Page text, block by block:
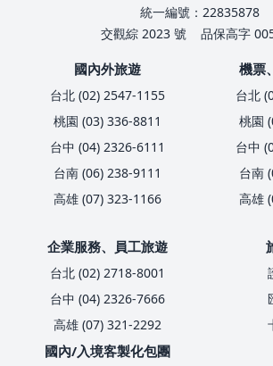
統一編號：22835878
交觀綜 2023 號
品保高字
國內外旅遊
台北 (02) 2547-1155
桃園 (03) 336-8811
台中 (04) 2326-6111
台南 (06) 238-9111
高雄 (07) 323-1166
機票
台北
桃園
台中
台南
高雄
企業服務、員工旅遊
台北 (02) 2718-8001
台中 (04) 2326-7666
高雄 (07) 321-2292
國內/入境客製化包團